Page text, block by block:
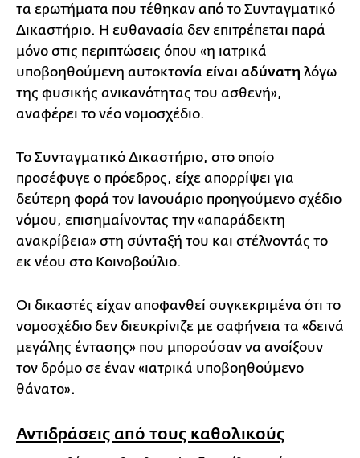
τα ερωτήματα που τέθηκαν από το Συνταγματικό
Δικαστήριο. Η ευθανασία δεν επιτρέπεται παρά
μόνο στις περιπτώσεις όπου «η ιατρικά
υποβοηθούμενη αυτοκτονία είναι αδύνατη λόγω
της φυσικής ανικανότητας του ασθενή»,
αναφέρει το νέο νομοσχέδιο.
Το Συνταγματικό Δικαστήριο, στο οποίο
προσέφυγε ο πρόεδρος, είχε απορρίψει για
δεύτερη φορά τον Ιανουάριο προηγούμενο σχέδιο
νόμου, επισημαίνοντας την «απαράδεκτη
ανακρίβεια» στη σύνταξή του και στέλνοντάς το
εκ νέου στο Κοινοβούλιο.
Οι δικαστές είχαν αποφανθεί συγκεκριμένα ότι το
νομοσχέδιο δεν διευκρίνιζε με σαφήνεια τα «δεινά
μεγάλης έντασης» που μπορούσαν να ανοίξουν
τον δρόμο σε έναν «ιατρικά υποβοηθούμενο
θάνατο».
Αντιδράσεις από τους καθολικούς